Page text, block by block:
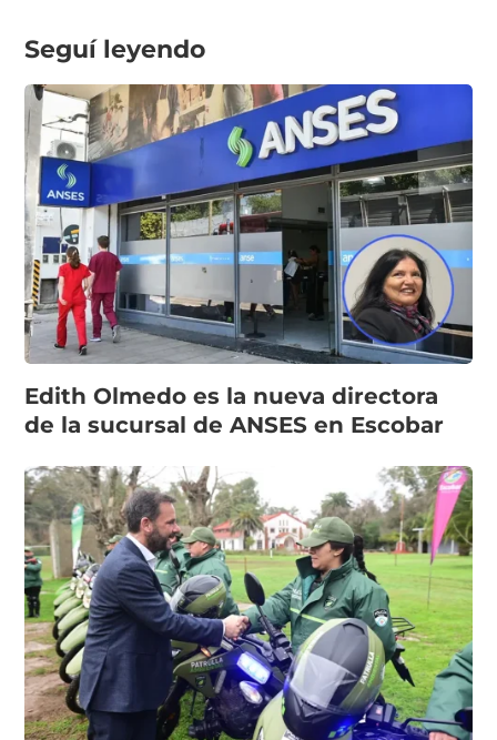
Seguí leyendo
Edith Olmedo es la nueva directora
de la sucursal de ANSES en Escobar